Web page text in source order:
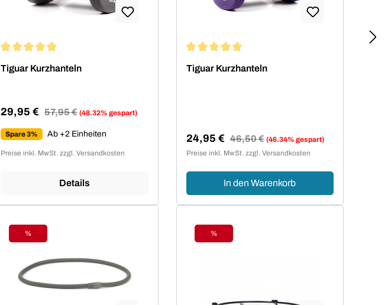
Tiguar Kurzhanteln
Verkaufspreis:
29,95 € Regulärer Preis:
57,95 € (48.32% gespart)
Spare 3% Ab +2 Einheiten
Preise inkl. MwSt. zzgl. Versandkosten
Details
Tiguar Kurzhanteln
Verkaufspreis:
24,95 € Regulärer Preis:
46,50 € (46.34% gespart)
Preise inkl. MwSt. zzgl. Versandkosten
In den Warenkorb
Rabatt
%
Rabatt
%